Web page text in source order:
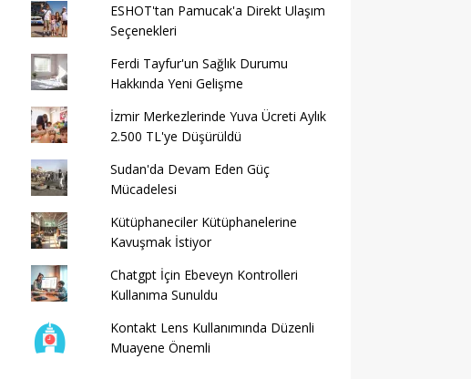
ESHOT'tan Pamucak'a Direkt Ulaşım
Seçenekleri
Ferdi Tayfur'un Sağlık Durumu
Hakkında Yeni Gelişme
İzmir Merkezlerinde Yuva Ücreti Aylık
2.500 TL'ye Düşürüldü
Sudan'da Devam Eden Güç
Mücadelesi
Kütüphaneciler Kütüphanelerine
Kavuşmak İstiyor
Chatgpt İçin Ebeveyn Kontrolleri
Kullanıma Sunuldu
Kontakt Lens Kullanımında Düzenli
Muayene Önemli